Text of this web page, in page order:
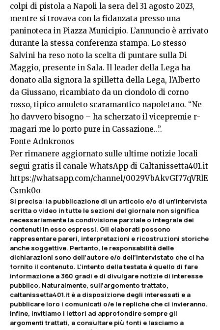
colpi di pistola a Napoli la sera del 31 agosto 2023,
mentre si trovava con la fidanzata presso una
paninoteca in Piazza Municipio. L’annuncio è arrivato
durante la stessa conferenza stampa. Lo stesso
Salvini ha reso noto la scelta di puntare sulla Di
Maggio, presente in Sala. Il leader della Lega ha
donato alla signora la spilletta della Lega, l’Alberto
da Giussano, ricambiato da un ciondolo di corno
rosso, tipico amuleto scaramantico napoletano. “Ne
ho davvero bisogno – ha scherzato il vicepremie r-
magari me lo porto pure in Cassazione…”.
Fonte Adnkronos
Per rimanere aggiornato sulle ultime notizie locali
segui gratis il canale WhatsApp di Caltanissetta401.it
https://whatsapp.com/channel/0029VbAkvGI77qVRlE
Csmk0o
Si precisa: la pubblicazione di un articolo e/o di un’intervista
scritta o video in tutte le sezioni del giornale non significa
necessariamente la condivisione parziale o integrale dei
contenuti in esso espressi. Gli elaborati possono
rappresentare pareri, interpretazioni e ricostruzioni storiche
anche soggettive. Pertanto, le responsabilità delle
dichiarazioni sono dell’autore e/o dell’intervistato che ci ha
fornito il contenuto. L’intento della testata è quello di fare
informazione a 360 gradi e di divulgare notizie di interesse
pubblico. Naturalmente, sull’argomento trattato,
caltanissetta401.it è a disposizione degli interessati e a
pubblicare loro i comunicati o/e le repliche che ci invieranno.
Infine, invitiamo i lettori ad approfondire sempre gli
argomenti trattati, a consultare più fonti e lasciamo a